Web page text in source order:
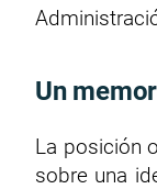
Un
La posición
sobre una